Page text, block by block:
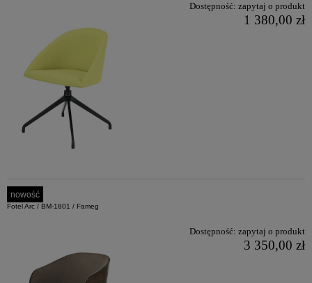
Dostępność: zapytaj o produkt
1 380,00 zł
Fotel Arc / BM-1801 / Fameg
Dostępność: zapytaj o produkt
3 350,00 zł
nowość